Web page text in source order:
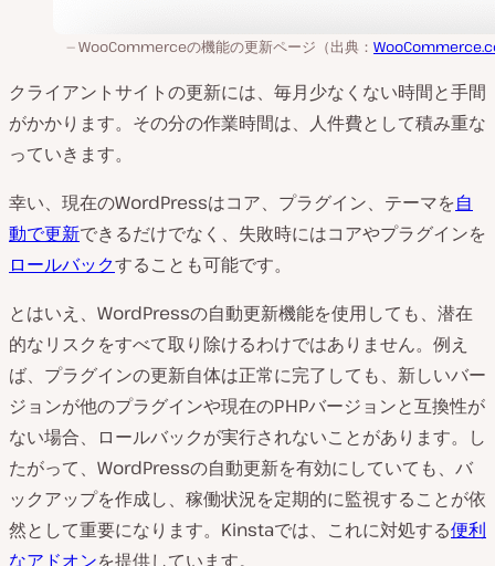
WooCommerceの機能の更新ページ（出典：
クライアントサイトの更新には、毎月少なくない時間と手間
がかかります。その分の作業時間は、人件費として積み重な
っていきます。
幸い、現在のWordPressはコア、プラグイン、テーマを自
動で更新できるだけでなく、失敗時にはコアやプラグインを
ロールバックすることも可能です。
とはいえ、WordPressの自動更新機能を使用しても、潜在
的なリスクをすべて取り除けるわけではありません。例え
ば、プラグインの更新自体は正常に完了しても、新しいバー
ジョンが他のプラグインや現在のPHPバージョンと互換性が
ない場合、ロールバックが実行されないことがあります。し
たがって、WordPressの自動更新を有効にしていても、バ
ックアップを作成し、稼働状況を定期的に監視することが依
然として重要になります。Kinstaでは、これに対処する便利
なアドオンを提供しています。